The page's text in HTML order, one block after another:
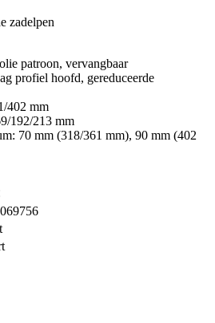
zadelpen
patroon, vervangbaar
profiel hoofd, gereduceerde
402 mm
192/213 mm
70 mm (318/361 mm), 90 mm (402